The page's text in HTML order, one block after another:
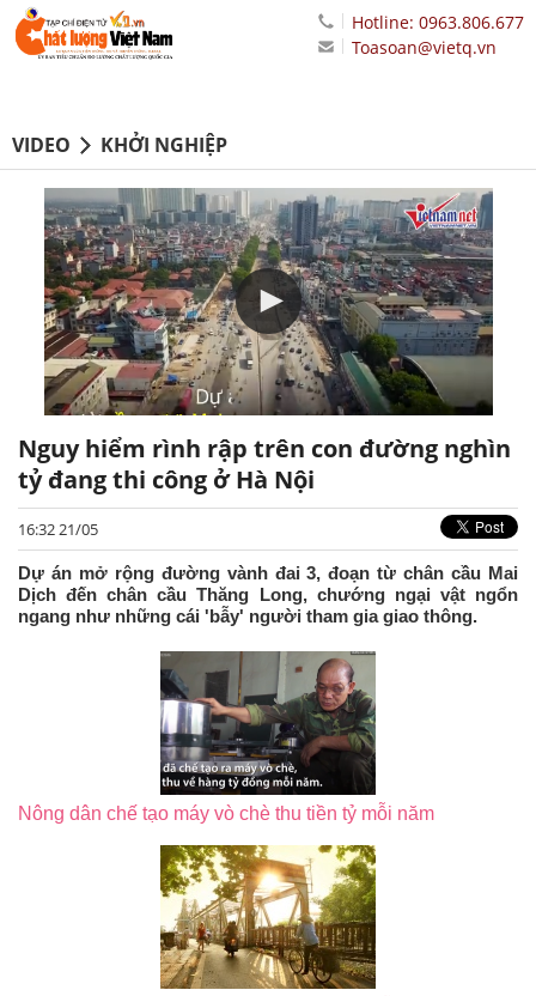
Hotline: 0963.806.677
Toasoan@vietq.vn
VIDEO KHỞI NGHIỆP
Nguy hiểm rình rập trên con đường nghìn
tỷ đang thi công ở Hà Nội
16:32 21/05
Dự án mở rộng đường vành đai 3, đoạn từ chân cầu Mai
Dịch đến chân cầu Thăng Long, chướng ngại vật ngổn
ngang như những cái 'bẫy' người tham gia giao thông.
Nông dân chế tạo máy vò chè thu tiền tỷ mỗi năm